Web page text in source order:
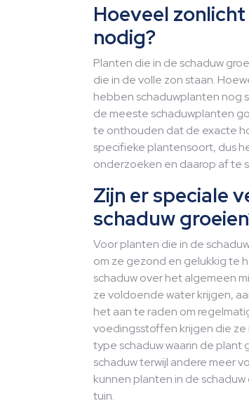
Hoeveel
nodig?
Planten die in de schaduw
die in de volle zon staan.
hebben schaduwplanten nog
de meeste schaduwplanten
te onthouden dat de exacte
specifieke plantensoort, dus
onderzoeken en daarop af te
Zijn er speciale
schaduw
Voor planten die in de
om ze gezond en gelukkig te
schaduw over het algemeen
ze voldoende water krijgen,
het aan te raden om
voedingsstoffen krijgen die
type schaduw waarin de
schaduw terwijl andere meer
kunnen planten in de
tuin.